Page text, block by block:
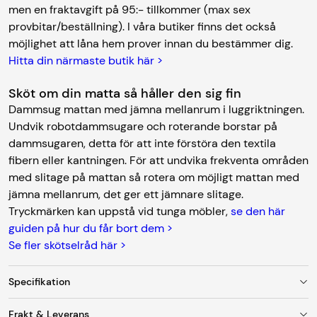
men en fraktavgift på 95:- tillkommer (max sex
provbitar/beställning). I våra butiker finns det också
möjlighet att låna hem prover innan du bestämmer dig.
Hitta din närmaste butik här >
Sköt om din matta så håller den sig fin
Dammsug mattan med jämna mellanrum i luggriktningen.
Undvik robotdammsugare och roterande borstar på
dammsugaren, detta för att inte förstöra den textila
fibern eller kantningen. För att undvika frekventa områden
med slitage på mattan så rotera om möjligt mattan med
jämna mellanrum, det ger ett jämnare slitage.
Tryckmärken kan uppstå vid tunga möbler,se den här
guiden på hur du får bort dem >
Se fler skötselråd här >
Specifikation
Färg
Frakt & Leverans